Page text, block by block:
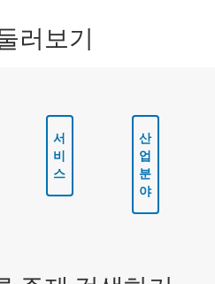
러보기
서
비
스
산
업
분
야